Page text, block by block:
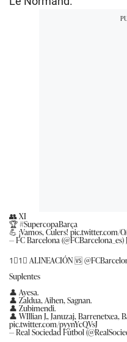
👥 XI
🏆#SupercopaBarça
💪 ¡Vamos, Culers! pic.twitter.com/
— FC Barcelona (@FCBarcelona_es)
1⃣1⃣ ALINEACIÓN 🆚
Suplentes
👤 Ayesa.
👤 Zaldua, Aihen, Sagnan.
👤 Zubimendi.
👤 WIllian J., Januzaj, Barrenetxea,
pic.twitter.com/pyynYcQVsJ
— Real Sociedad Fútbol